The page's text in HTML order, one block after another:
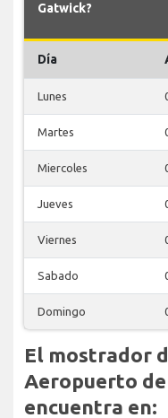
Gatwick?
Día
Lunes
Martes
Miercoles
Jueves
Viernes
Sabado
Domingo
El mostrador
Aeropuerto
encuentra en: